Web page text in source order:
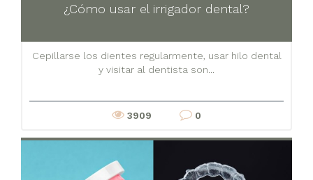
¿Cómo usar el irrigador dental?
Cepillarse los dientes regularmente, usar hilo dental
y visitar al dentista son...
3909 0